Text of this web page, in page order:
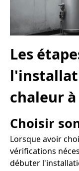
Les
chaleur
Choisir
Lorsque avoir
vérifications
débuter